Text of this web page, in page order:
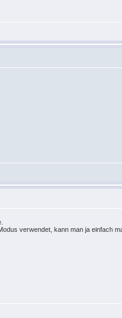
verwendet, kann man ja einfach